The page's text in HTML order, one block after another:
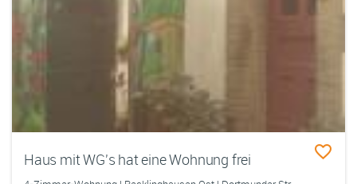
Haus mit WG's hat eine Wohnung frei